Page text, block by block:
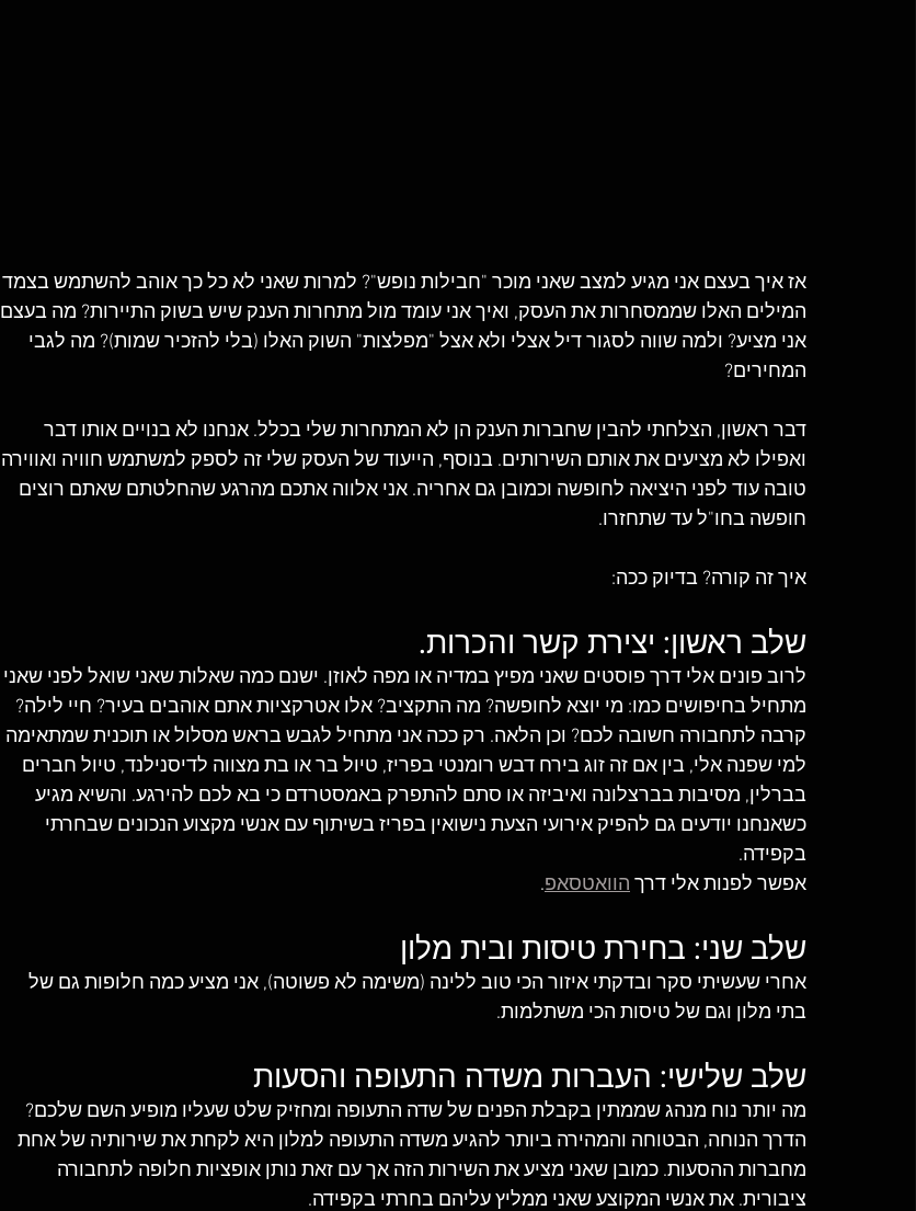
אז איך בעצם אני מגיע למצב שאני מוכר "חבילות נופש"? למרות שאני לא כל כך אוהב להשתמש בצמד
המילים האלו שממסחרות את העסק, ואיך אני עומד מול מתחרות הענק שיש בשוק התיירות? מה בעצם
אני מציע? ולמה שווה לסגור דיל אצלי ולא אצל "מפלצות" השוק האלו (בלי להזכיר שמות)? מה לגבי
המחירים?
דבר ראשון, הצלחתי להבין שחברות הענק הן לא המתחרות שלי בכלל. אנחנו לא בנויים אותו דבר
ואפילו לא מציעים את אותם השירותים. בנוסף, הייעוד של העסק שלי זה לספק למשתמש חוויה ואווירה
טובה עוד לפני היציאה לחופשה וכמובן גם אחריה. אני אלווה אתכם מהרגע שהחלטתם שאתם רוצים
חופשה בחו"ל עד שתחזרו.
איך זה קורה? בדיוק ככה:
שלב ראשון: יצירת קשר והכרות.
לרוב פונים אלי דרך פוסטים שאני מפיץ במדיה או מפה לאוזן. ישנם כמה שאלות שאני שואל לפני שאני
מתחיל בחיפושים כמו: מי יוצא לחופשה? מה התקציב? אלו אטרקציות אתם אוהבים בעיר? חיי לילה?
קרבה לתחבורה חשובה לכם? וכן הלאה. רק ככה אני מתחיל לגבש בראש מסלול או תוכנית שמתאימה
למי שפנה אלי, בין אם זה זוג בירח דבש רומנטי בפריז, טיול בר או בת מצווה לדיסנילנד, טיול חברים
בברלין, מסיבות בברצלונה ואיביזה או סתם להתפרק באמסטרדם כי בא לכם להירגע. והשיא מגיע
כשאנחנו יודעים גם להפיק אירועי הצעת נישואין בפריז בשיתוף עם אנשי מקצוע הנכונים שבחרתי
בקפידה.
אפשר לפנות אלי דרך הוואטסאפ.
שלב שני: בחירת טיסות ובית מלון
אחרי שעשיתי סקר ובדקתי איזור הכי טוב ללינה (משימה לא פשוטה), אני מציע כמה חלופות גם של
בתי מלון וגם של טיסות הכי משתלמות.
שלב שלישי: העברות משדה התעופה והסעות
מה יותר נוח מנהג שממתין בקבלת הפנים של שדה התעופה ומחזיק שלט שעליו מופיע השם שלכם?
הדרך הנוחה, הבטוחה והמהירה ביותר להגיע משדה התעופה למלון היא לקחת את שירותיה של אחת
מחברות ההסעות. כמובן שאני מציע את השירות הזה אך עם זאת נותן אופציות חלופה לתחבורה
ציבורית. את אנשי המקוצע שאני ממליץ עליהם בחרתי בקפידה.